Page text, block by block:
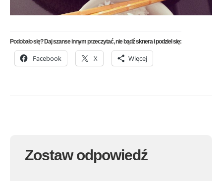
Podobało się? Daj szanse innym przeczytać, nie bądź sknera i podziel się:
Facebook X Więcej
Zostaw odpowiedź